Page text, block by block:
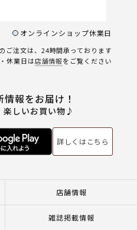
オンラインショップ休業日
ご注文は、24時間承っております
休業日は店舗情報をご覧ください
報をお届け！
楽しいお買い物♪
詳しくはこちら
店舗情報
雑誌掲載情報